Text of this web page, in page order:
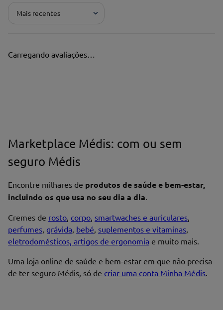
Título*
Pontuação*
Nome*
Endereço de email
Mais recentes
Carregando avaliações…
Marketplace Médis: com ou sem
seguro Médis
Encontre milhares de produtos de saúde e bem-estar,
incluindo os que usa no seu dia a dia.
Cremes de rosto, corpo, smartwaches e auriculares,
perfumes, grávida, bebé, suplementos e vitaminas,
eletrodomésticos, artigos de ergonomia e muito mais.
Uma loja online de saúde e bem-estar em que não precisa
de ter seguro Médis, só de criar uma conta Minha Médis.